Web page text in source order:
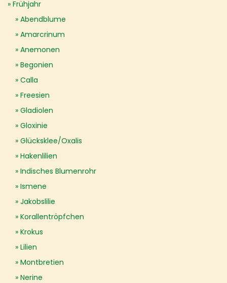
Frühjahr
Abendblume
Amarcrinum
Anemonen
Begonien
Calla
Freesien
Gladiolen
Gloxinie
Glücksklee/Oxalis
Hakenlilien
Indisches Blumenrohr
Ismene
Jakobslilie
Korallentröpfchen
Krokus
Lilien
Montbretien
Nerine